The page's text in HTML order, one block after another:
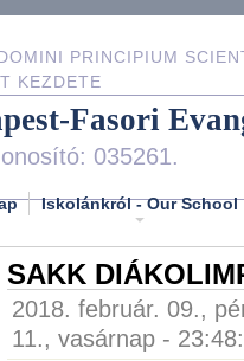
PRINCIPIUM
KEZDETE
Fasori
035261.
Iskolánkról - Our School
SAKK
2018. február. 09.,
11., vasárnap -